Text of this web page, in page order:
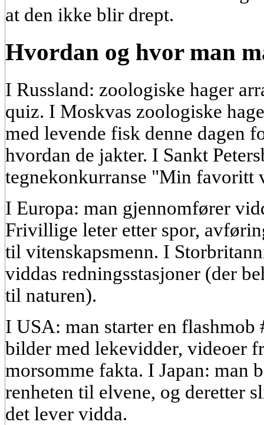
at den ikke blir drept.
Hvordan og hvor man
I Russland: zoologiske hager
quiz. I Moskvas zoologiske
med levende fisk denne dagen
hvordan de jakter. I Sankt
tegnekonkurranse "Min favoritt
I Europa: man gjennomfører
Frivillige leter etter spor,
til vitenskapsmenn. I
viddas redningsstasjoner (der
til naturen).
I USA: man starter en
bilder med lekevidder, videoer
morsomme fakta. I Japan: man
renheten til elvene, og deretter
det lever vidda.